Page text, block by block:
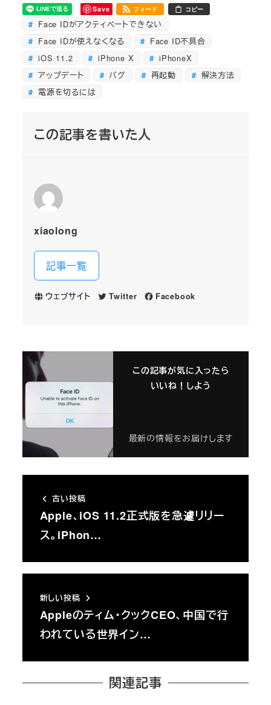
Save フィード コピー
Face IDがアクティベートできない
Face IDが使えなくなる
Face ID不具合
iOS 11.2
iPhone X
iPhoneX
アップデート
バグ 再起動
解決方法
電源を切るには
この記事を書いた人
xiaolong
記事一覧
ウェブサイト Twitter Facebook
この記事が気に入ったら
いいね！しよう
最新の情報をお届けします
古い投稿
Apple、iOS 11.2正式版を急遽リリー
ス。iPhon…
新しい投稿
Appleのティム・クックCEO、中国で行
われている世界イン…
関連記事